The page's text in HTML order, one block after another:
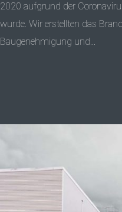
2020 aufgrund der
wurde. Wir erstellten das
Baugenehmigung und...